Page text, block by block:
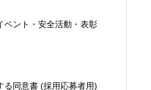
ベント・安全活動・表彰
る同意書 (採用応募者用)